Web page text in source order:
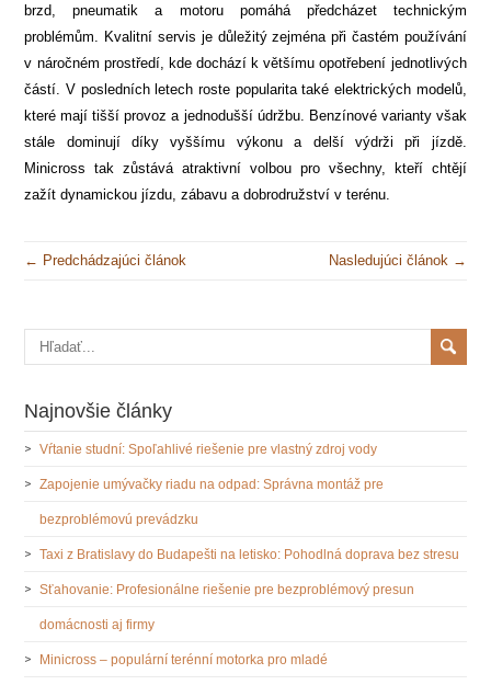
brzd, pneumatik a motoru pomáhá předcházet technickým
problémům. Kvalitní servis je důležitý zejména při častém používání
v náročném prostředí, kde dochází k většímu opotřebení jednotlivých
částí. V posledních letech roste popularita také elektrických modelů,
které mají tišší provoz a jednodušší údržbu. Benzínové varianty však
stále dominují díky vyššímu výkonu a delší výdrži při jízdě.
Minicross tak zůstává atraktivní volbou pro všechny, kteří chtějí
zažít dynamickou jízdu, zábavu a dobrodružství v terénu.
← Predchádzajúci článok Nasledujúci článok →
Najnovšie články
Vŕtanie studní: Spoľahlivé riešenie pre vlastný zdroj vody
Zapojenie umývačky riadu na odpad: Správna montáž pre
bezproblémovú prevádzku
Taxi z Bratislavy do Budapešti na letisko: Pohodlná doprava bez stresu
Sťahovanie: Profesionálne riešenie pre bezproblémový presun
domácnosti aj firmy
Minicross – populární terénní motorka pro mladé